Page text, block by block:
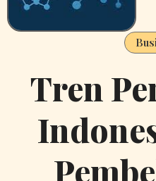
Tren